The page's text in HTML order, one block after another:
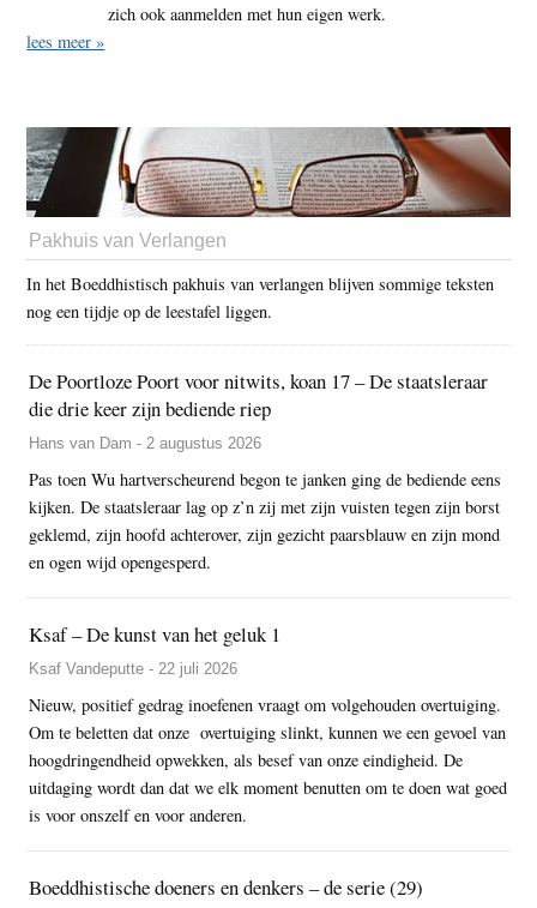
zich ook aanmelden met hun eigen werk.
lees meer »
Pakhuis van Verlangen
In het Boeddhistisch pakhuis van verlangen blijven sommige teksten
nog een tijdje op de leestafel liggen.
De Poortloze Poort voor nitwits, koan 17 – De staatsleraar
die drie keer zijn bediende riep
Hans van Dam - 2 augustus 2026
Pas toen Wu hartverscheurend begon te janken ging de bediende eens
kijken. De staatsleraar lag op z’n zij met zijn vuisten tegen zijn borst
geklemd, zijn hoofd achterover, zijn gezicht paarsblauw en zijn mond
en ogen wijd opengesperd.
Ksaf – De kunst van het geluk 1
Ksaf Vandeputte - 22 juli 2026
Nieuw, positief gedrag inoefenen vraagt om volgehouden overtuiging.
Om te beletten dat onze overtuiging slinkt, kunnen we een gevoel van
hoogdringendheid opwekken, als besef van onze eindigheid. De
uitdaging wordt dan dat we elk moment benutten om te doen wat goed
is voor onszelf en voor anderen.
Boeddhistische doeners en denkers – de serie (29)